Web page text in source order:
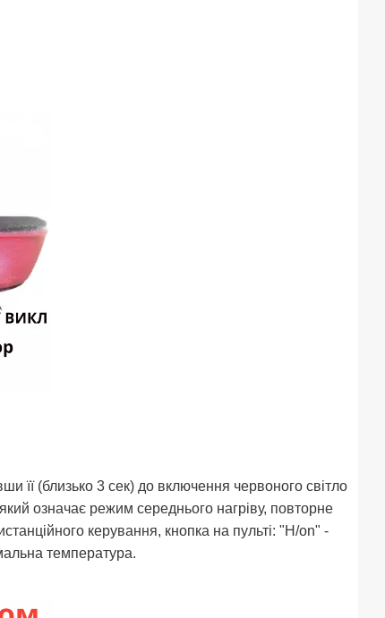
її (близько 3 сек) до включення червоного світло
означає режим середнього нагріву, повторне
керування, кнопка на пульті: "H/on" -
температура.